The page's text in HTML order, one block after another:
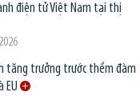
điện tử Việt Nam tại thị
tăng trưởng trước thềm đàm